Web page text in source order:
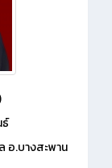
อ.บางสะพาน